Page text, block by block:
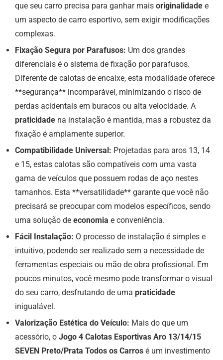
que seu carro precisa para ganhar mais originalidade e
um aspecto de carro esportivo, sem exigir modificações
complexas.
Fixação Segura por Parafusos: Um dos grandes
diferenciais é o sistema de fixação por parafusos.
Diferente de calotas de encaixe, esta modalidade oferece
**segurança** incomparável, minimizando o risco de
perdas acidentais em buracos ou alta velocidade. A
praticidade na instalação é mantida, mas a robustez da
fixação é amplamente superior.
Compatibilidade Universal: Projetadas para aros 13, 14
e 15, estas calotas são compatíveis com uma vasta
gama de veículos que possuem rodas de aço nestes
tamanhos. Esta **versatilidade** garante que você não
precisará se preocupar com modelos específicos, sendo
uma solução de economia e conveniência.
Fácil Instalação: O processo de instalação é simples e
intuitivo, podendo ser realizado sem a necessidade de
ferramentas especiais ou mão de obra profissional. Em
poucos minutos, você mesmo pode transformar o visual
do seu carro, desfrutando de uma praticidade
inigualável.
Valorização Estética do Veículo: Mais do que um
acessório, o Jogo 4 Calotas Esportivas Aro 13/14/15
SEVEN Preto/Prata Todos os Carros é um investimento